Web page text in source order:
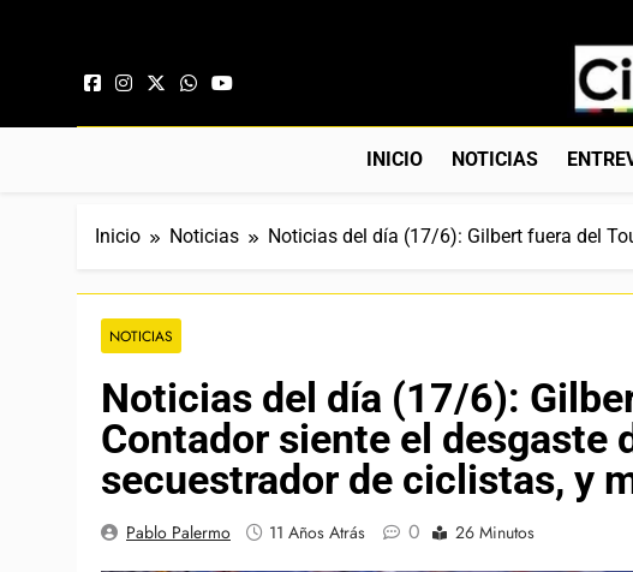
Web
INICIO NOTICIAS
Inicio Noticias Noticias del día (17/6): Gilbert fuera del
NOTICIAS
Noticias del día (17/6):
Contador siente el desgaste
secuestrador de ciclistas, y
Pablo Palermo 11 Años Atrás 0 26 Minutos